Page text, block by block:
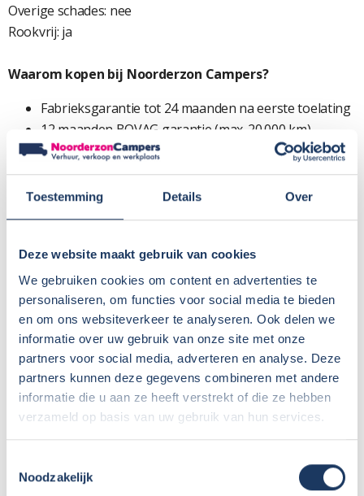
Toestemming Details Over
Deze website maakt gebruik van cookies
We gebruiken cookies om content en advertenties te
personaliseren, om functies voor social media te bieden
en om ons websiteverkeer te analyseren. Ook delen we
informatie over uw gebruik van onze site met onze
partners voor social media, adverteren en analyse. Deze
partners kunnen deze gegevens combineren met andere
informatie die u aan ze heeft verstrekt of die ze hebben
verzameld op basis van uw gebruik van hun services.
Noodzakelijk
Overige schades: nee
Rookvrij: ja
Waarom kopen bij Noorderzon Campers?
Fabrieksgarantie tot 24 maanden na eerste toelating
12 maanden BOVAG garantie (max. 20.000 km)
Uniek bij Noorderzon campers: Twee jaar gratis
onderhoud van het camperdeel
(2× jaarlijkse vochtmeting + 1× campercheck na 2 jaar)
Uitgebreide uitleg bij levering
Snelle service bij vragen of problemen
Garantiezaken vaak mogelijk bij één van onze
servicepunten
Scherpe prijzen voor accessoires en aanpassingen
Afhandeling van fabrieksgarantie voor Sunlight,
Crosscamp en Dethleffs
Werkelijk gewicht
Het werkelijke gewicht van deze camper, inclusief